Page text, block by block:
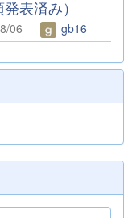
表済み）
06 gb16